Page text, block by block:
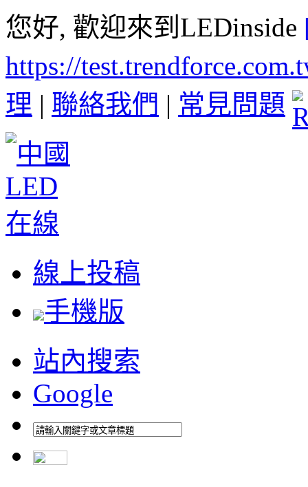
您好, 歡迎來到LEDinside
https://
理 | 聯絡我們 | 常見問題
線上投稿
手機版
站內搜索
Google